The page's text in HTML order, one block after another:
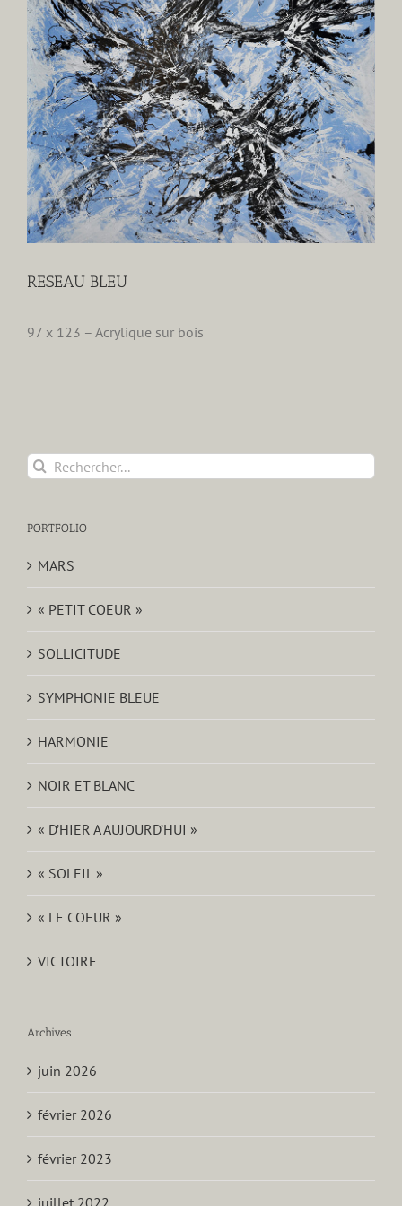
agrandie
RESEAU BLEU
97 x 123 – Acrylique sur bois
Rechercher:
PORTFOLIO
MARS
« PETIT COEUR »
SOLLICITUDE
SYMPHONIE BLEUE
HARMONIE
NOIR ET BLANC
« D’HIER A AUJOURD’HUI »
« SOLEIL »
« LE COEUR »
VICTOIRE
Archives
juin 2026
février 2026
février 2023
juillet 2022